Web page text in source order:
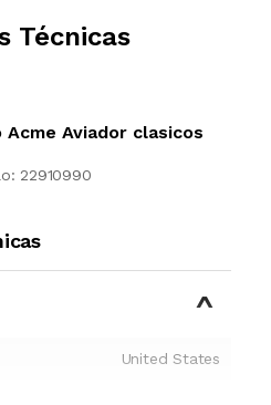
Técnicas
Aviador clasicos
22910990
United States